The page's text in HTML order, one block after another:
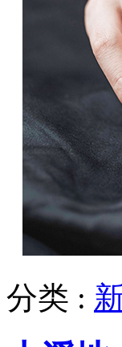
分类 :